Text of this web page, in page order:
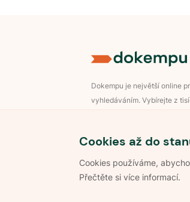
Cookies až do
Cookies používáme,
Přečtěte si více informací.
Dokempu je největší online
vyhledáváním. Vybírejte z